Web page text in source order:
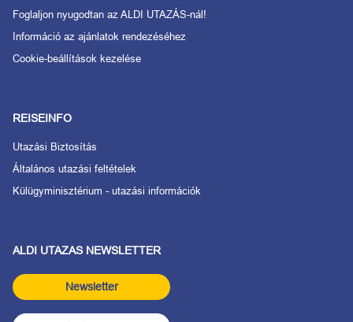
Foglaljon nyugodtan az ALDI UTAZÁS-nál!
Információ az ajánlatok rendezéséhez
Cookie-beállítások kezelése
REISEINFO
Utazási Biztosítás
Általános utazási feltételek
Külügyminisztérium - utazási információk
ALDI UTAZAS NEWSLETTER
Newsletter